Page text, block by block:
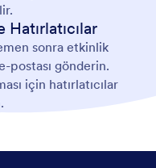
sonra etkinlik
postası gönderin.
için hatırlatıcılar